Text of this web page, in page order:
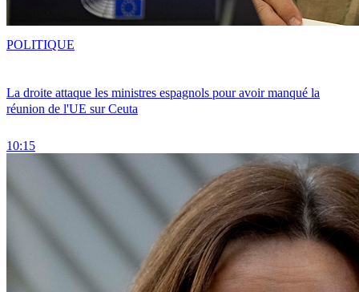
La droite attaque les ministres espagnols pour avoir manqué la
réunion de l'UE sur Ceuta
10:15
POLITIQUE